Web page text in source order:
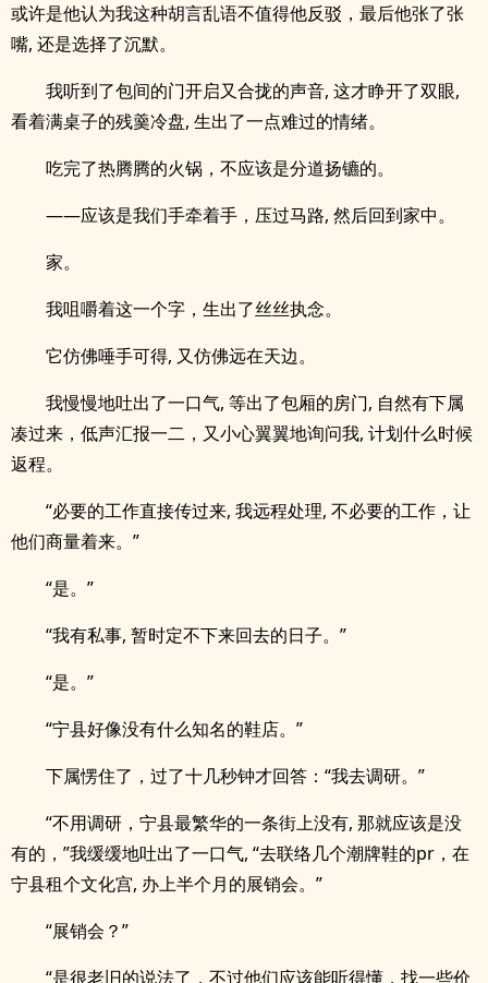
或许是他认为我这种胡言乱语不值得他反驳，最后他张了张
嘴, 还是选择了沉默。
我听到了包间的门开启又合拢的声音, 这才睁开了双眼,
看着满桌子的残羹冷盘, 生出了一点难过的情绪。
吃完了热腾腾的火锅，不应该是分道扬镳的。
——应该是我们手牵着手，压过马路, 然后回到家中。
家。
我咀嚼着这一个字，生出了丝丝执念。
它仿佛唾手可得, 又仿佛远在天边。
我慢慢地吐出了一口气, 等出了包厢的房门, 自然有下属
凑过来，低声汇报一二，又小心翼翼地询问我, 计划什么时候
返程。
“必要的工作直接传过来, 我远程处理, 不必要的工作，让
他们商量着来。”
“是。”
“我有私事, 暂时定不下来回去的日子。”
“是。”
“宁县好像没有什么知名的鞋店。”
下属愣住了，过了十几秒钟才回答：“我去调研。”
“不用调研，宁县最繁华的一条街上没有, 那就应该是没
有的，”我缓缓地吐出了一口气, “去联络几个潮牌鞋的pr，在
宁县租个文化宫, 办上半个月的展销会。”
“展销会？”
“是很老旧的说法了，不过他们应该能听得懂，找一些价